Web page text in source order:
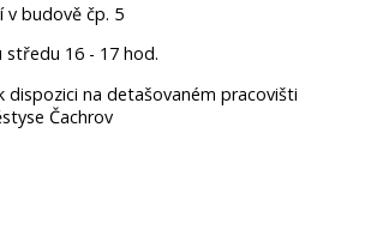
v budově čp. 5
16 - 17 hod.
dispozici na detašovaném pracovišti
Čachrov